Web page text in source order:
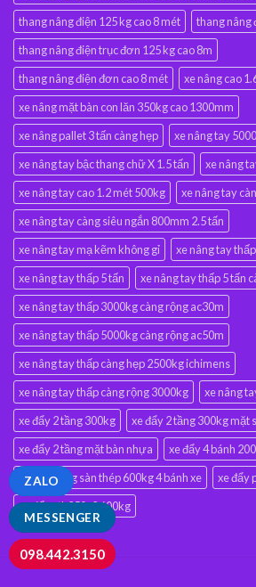
thang nâng điện 125 kg cao 8 mét
thang nâng
thang nâng điện trục đơn 125 kg cao 8m
thang nâng điện đơn cao 8 mét
xe nâng cao
xe nâng mặt bàn con lăn 350kg cao 1300mm
xe nâng pallet 3 tấn càng hẹp
xe nâng tay
xe nâng tay bậc thang chữ X 1.5 tấn
xe nâng
xe nâng tay cao 1.2 mét 500kg
xe nâng tay
xe nâng tay càng siêu ngắn 800mm 2.5 tấn
xe nâng tay mạ kẽm không gỉ
xe nâng tay
xe nâng tay thấp 5 tấn
xe nâng tay thấp 5 tấn
xe nâng tay thấp 3000kg càng rộng ac30m
xe nâng tay thấp 5000kg càng rộng ac50m
xe nâng tay thấp càng hẹp 2500kg ichimens
xe nâng tay thấp càng rộng 3000kg
xe nâng
xe đẩy 2 tầng 300kg
xe đẩy 2 tầng 300kg mặt
xe đẩy 2 tầng mặt bàn nhựa
xe đẩy 4 bánh
xe đẩy hàng sàn thép 600kg 4 bánh xe
xe đẩy
xe đẩy xth250s2 600kg
MESSENGER
ZALO
098.442.3150